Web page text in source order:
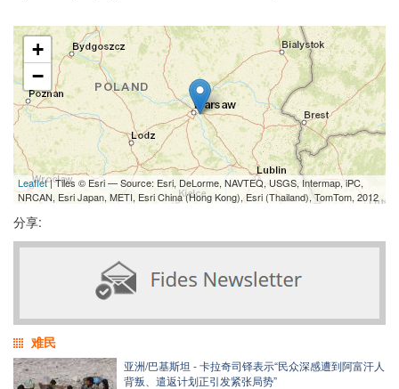
+
−
Leaflet| Tiles © Esri — Source: Esri, DeLorme, NAVTEQ, USGS, Intermap, iPC,
NRCAN, Esri Japan, METI, Esri China (Hong Kong), Esri (Thailand), TomTom, 2012
分享:
难民
亚洲/巴基斯坦 - 卡拉奇司铎表示“民众深感遭到阿富汗人
背叛、遣返计划正引发紧张局势”